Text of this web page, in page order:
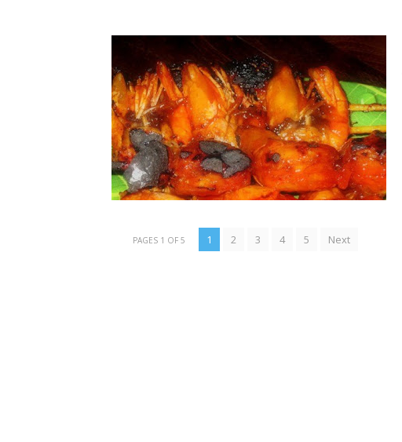
PAGES 1 OF 5 1 2 3 4 5 Next